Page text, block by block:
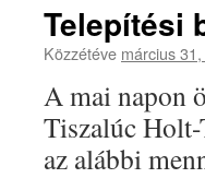
Telepítési
Közzétéve március
A mai napon
Tiszalúc Holt-
az alábbi